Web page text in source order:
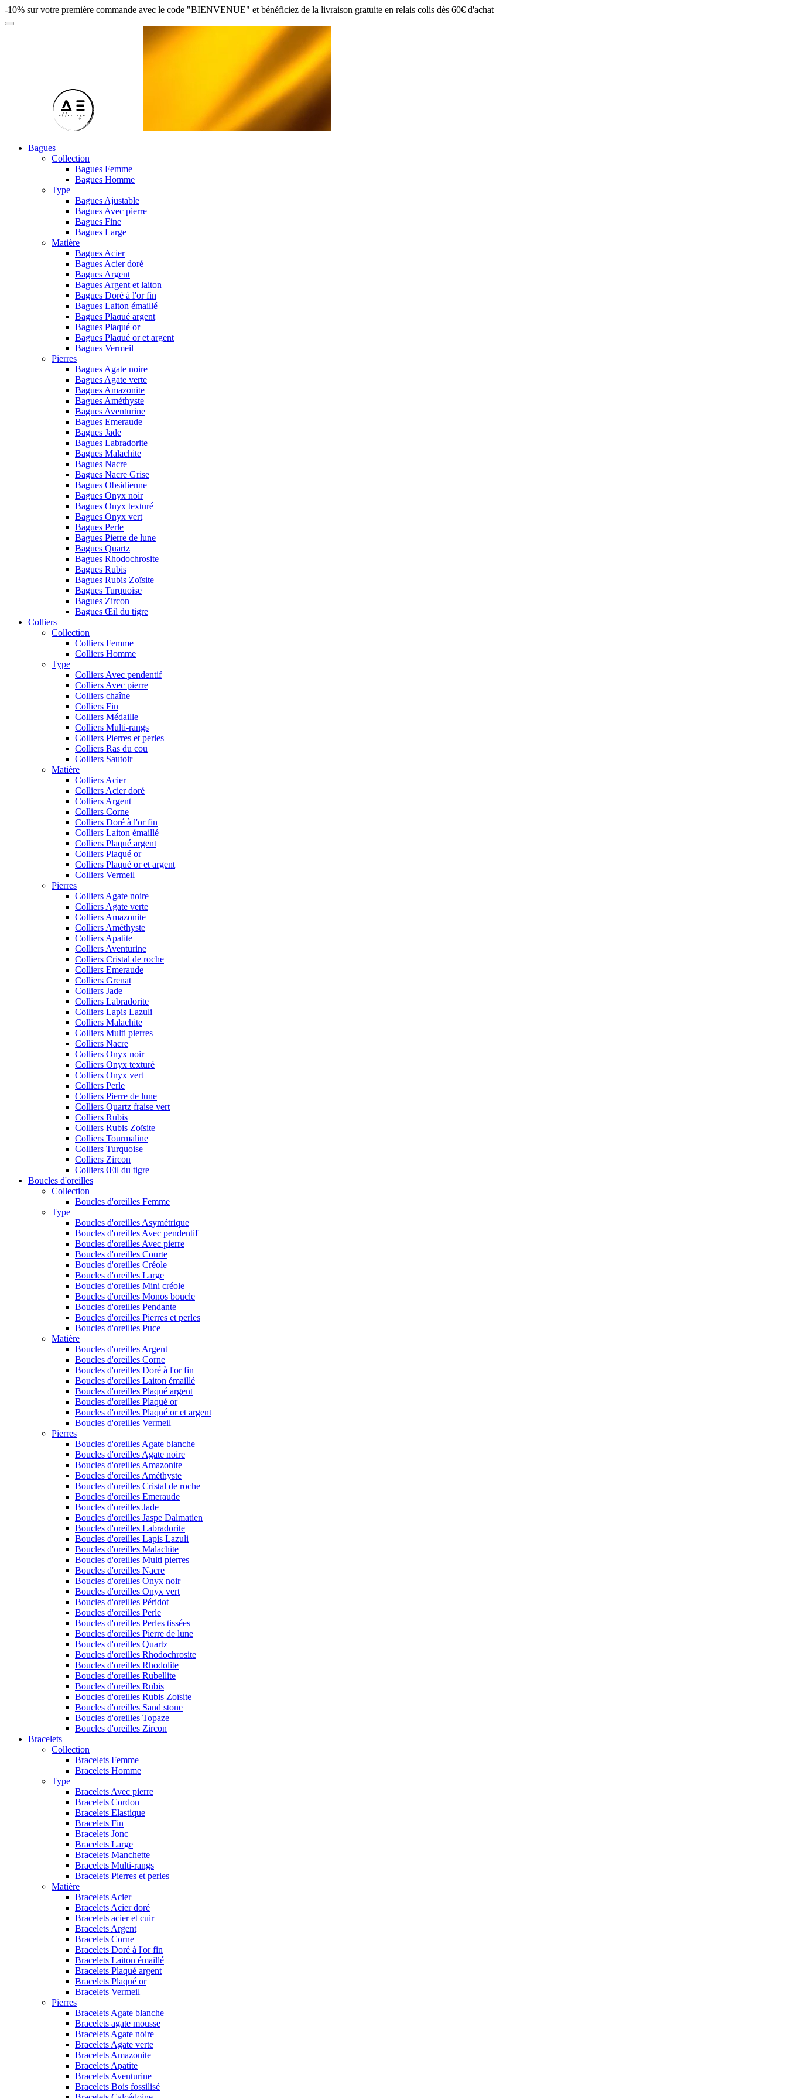
-10% sur votre première commande avec le code "BIENVENUE" et bénéficiez de la livraison gratuite en relais colis dès 60€ d'achat
Bagues
Collection
Bagues Femme
Bagues Homme
Type
Bagues Ajustable
Bagues Avec pierre
Bagues Fine
Bagues Large
Matière
Bagues Acier
Bagues Acier doré
Bagues Argent
Bagues Argent et laiton
Bagues Doré à l'or fin
Bagues Laiton émaillé
Bagues Plaqué argent
Bagues Plaqué or
Bagues Plaqué or et argent
Bagues Vermeil
Pierres
Bagues Agate noire
Bagues Agate verte
Bagues Amazonite
Bagues Améthyste
Bagues Aventurine
Bagues Emeraude
Bagues Jade
Bagues Labradorite
Bagues Malachite
Bagues Nacre
Bagues Nacre Grise
Bagues Obsidienne
Bagues Onyx noir
Bagues Onyx texturé
Bagues Onyx vert
Bagues Perle
Bagues Pierre de lune
Bagues Quartz
Bagues Rhodochrosite
Bagues Rubis
Bagues Rubis Zoïsite
Bagues Turquoise
Bagues Zircon
Bagues Œil du tigre
Colliers
Collection
Colliers Femme
Colliers Homme
Type
Colliers Avec pendentif
Colliers Avec pierre
Colliers chaîne
Colliers Fin
Colliers Médaille
Colliers Multi-rangs
Colliers Pierres et perles
Colliers Ras du cou
Colliers Sautoir
Matière
Colliers Acier
Colliers Acier doré
Colliers Argent
Colliers Corne
Colliers Doré à l'or fin
Colliers Laiton émaillé
Colliers Plaqué argent
Colliers Plaqué or
Colliers Plaqué or et argent
Colliers Vermeil
Pierres
Colliers Agate noire
Colliers Agate verte
Colliers Amazonite
Colliers Améthyste
Colliers Apatite
Colliers Aventurine
Colliers Cristal de roche
Colliers Emeraude
Colliers Grenat
Colliers Jade
Colliers Labradorite
Colliers Lapis Lazuli
Colliers Malachite
Colliers Multi pierres
Colliers Nacre
Colliers Onyx noir
Colliers Onyx texturé
Colliers Onyx vert
Colliers Perle
Colliers Pierre de lune
Colliers Quartz fraise vert
Colliers Rubis
Colliers Rubis Zoïsite
Colliers Tourmaline
Colliers Turquoise
Colliers Zircon
Colliers Œil du tigre
Boucles d'oreilles
Collection
Boucles d'oreilles Femme
Type
Boucles d'oreilles Asymétrique
Boucles d'oreilles Avec pendentif
Boucles d'oreilles Avec pierre
Boucles d'oreilles Courte
Boucles d'oreilles Créole
Boucles d'oreilles Large
Boucles d'oreilles Mini créole
Boucles d'oreilles Monos boucle
Boucles d'oreilles Pendante
Boucles d'oreilles Pierres et perles
Boucles d'oreilles Puce
Matière
Boucles d'oreilles Argent
Boucles d'oreilles Corne
Boucles d'oreilles Doré à l'or fin
Boucles d'oreilles Laiton émaillé
Boucles d'oreilles Plaqué argent
Boucles d'oreilles Plaqué or
Boucles d'oreilles Plaqué or et argent
Boucles d'oreilles Vermeil
Pierres
Boucles d'oreilles Agate blanche
Boucles d'oreilles Agate noire
Boucles d'oreilles Amazonite
Boucles d'oreilles Améthyste
Boucles d'oreilles Cristal de roche
Boucles d'oreilles Emeraude
Boucles d'oreilles Jade
Boucles d'oreilles Jaspe Dalmatien
Boucles d'oreilles Labradorite
Boucles d'oreilles Lapis Lazuli
Boucles d'oreilles Malachite
Boucles d'oreilles Multi pierres
Boucles d'oreilles Nacre
Boucles d'oreilles Onyx noir
Boucles d'oreilles Onyx vert
Boucles d'oreilles Péridot
Boucles d'oreilles Perle
Boucles d'oreilles Perles tissées
Boucles d'oreilles Pierre de lune
Boucles d'oreilles Quartz
Boucles d'oreilles Rhodochrosite
Boucles d'oreilles Rhodolite
Boucles d'oreilles Rubellite
Boucles d'oreilles Rubis
Boucles d'oreilles Rubis Zoïsite
Boucles d'oreilles Sand stone
Boucles d'oreilles Topaze
Boucles d'oreilles Zircon
Bracelets
Collection
Bracelets Femme
Bracelets Homme
Type
Bracelets Avec pierre
Bracelets Cordon
Bracelets Elastique
Bracelets Fin
Bracelets Jonc
Bracelets Large
Bracelets Manchette
Bracelets Multi-rangs
Bracelets Pierres et perles
Matière
Bracelets Acier
Bracelets Acier doré
Bracelets acier et cuir
Bracelets Argent
Bracelets Corne
Bracelets Doré à l'or fin
Bracelets Laiton émaillé
Bracelets Plaqué argent
Bracelets Plaqué or
Bracelets Vermeil
Pierres
Bracelets Agate blanche
Bracelets agate mousse
Bracelets Agate noire
Bracelets Agate verte
Bracelets Amazonite
Bracelets Apatite
Bracelets Aventurine
Bracelets Bois fossilisé